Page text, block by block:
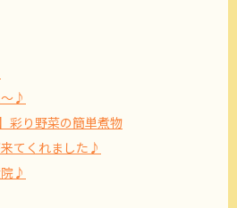
♪
彩り野菜の簡単煮物
来てくれました♪
♪